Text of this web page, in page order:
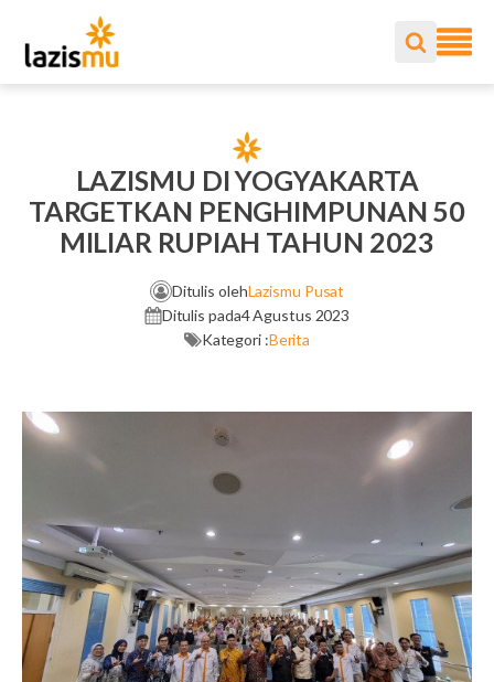
LAZISMU DI YOGYAKARTA
TARGETKAN PENGHIMPUNAN 50
MILIAR RUPIAH TAHUN 2023
Ditulis olehLazismu Pusat
Ditulis pada4 Agustus 2023
Kategori :Berita